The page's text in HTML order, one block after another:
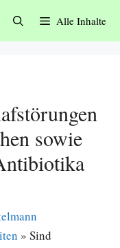
Alle Inhalte
sowie
» Sind